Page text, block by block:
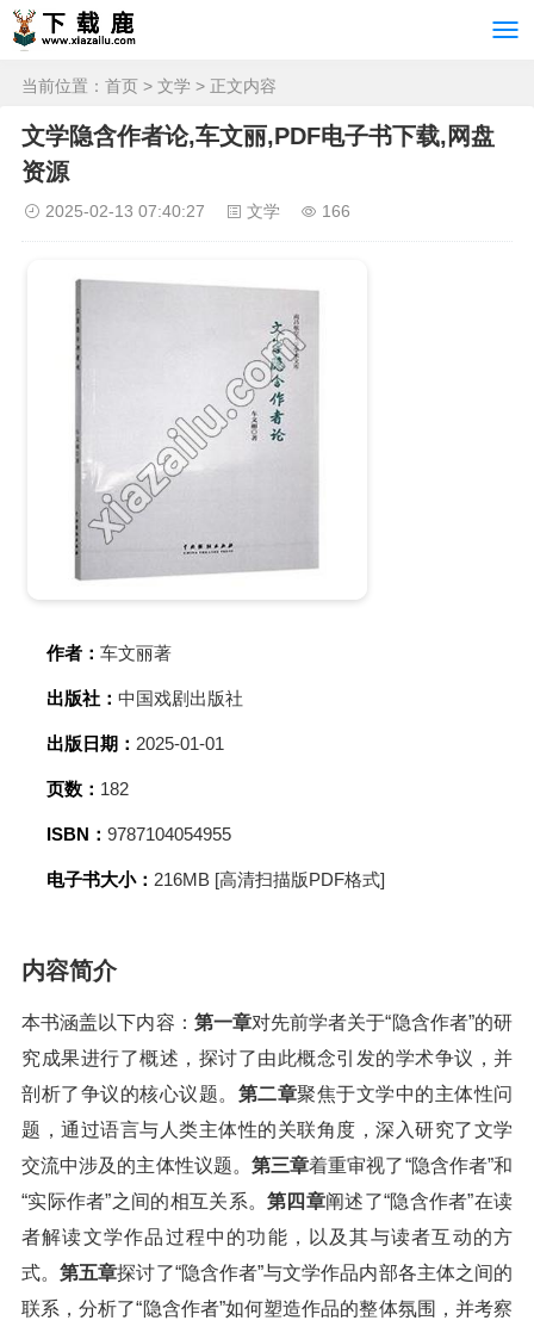
当前位置： 首页 > 文学 > 正文内容
文学隐含作者论,车文丽,PDF电子书下载,网盘
资源
2025-02-13 07:40:27 文学 166
作者： 车文丽著
出版社： 中国戏剧出版社
出版日期： 2025-01-01
页数： 182
ISBN： 9787104054955
电子书大小： 216MB [高清扫描版PDF格式]
内容简介
本书涵盖以下内容： 第一章对先前学者关于“隐含作者”的研
究成果进行了概述，探讨了由此概念引发的学术争议，并
剖析了争议的核心议题。 第二章聚焦于文学中的主体性问
题，通过语言与人类主体性的关联角度，深入研究了文学
交流中涉及的主体性议题。 第三章着重审视了“隐含作者”和
“实际作者”之间的相互关系。第四章阐述了“隐含作者”在读
者解读文学作品过程中的功能，以及其与读者互动的方
式。第五章探讨了“隐含作者”与文学作品内部各主体之间的
联系，分析了“隐含作者”如何塑造作品的整体氛围，并考察